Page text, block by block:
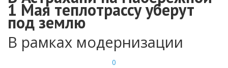
1 Мая теплотрассу уберут
под землю
В рамках модернизации
0